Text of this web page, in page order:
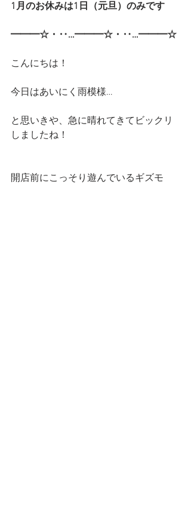
1月のお休みは1日（元旦）のみです
━━━☆・‥…━━━☆・‥…━━━☆
こんにちは！
今日はあいにく雨模様…
と思いきや、急に晴れてきてビックリ
しましたね！
開店前にこっそり遊んでいるギズモ